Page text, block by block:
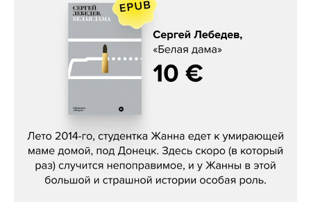
Сергей Лебедев, «Белая дама»